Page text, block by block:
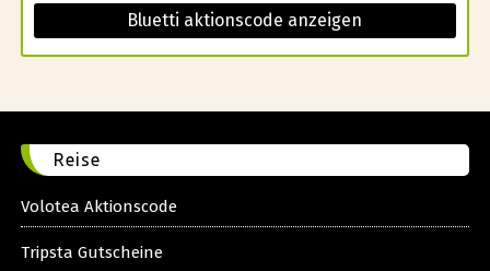
Bluetti aktionscode anzeigen
Reise
Volotea Aktionscode
Tripsta Gutscheine